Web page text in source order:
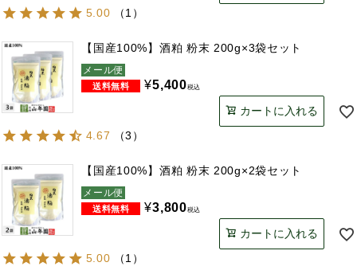
5.00
（1 ）
【国産100%】酒粕 粉末 200g×3袋セット
メール便
¥5,400税込
カートに入れる
4.67
（3 ）
【国産100%】酒粕 粉末 200g×2袋セット
メール便
¥3,800税込
カートに入れる
5.00
（1 ）